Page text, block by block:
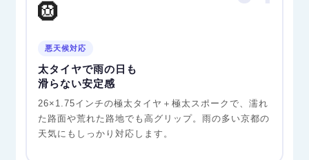
🛞
悪天候対応
太タイヤで雨の日も
滑らない安定感
26×1.75インチの極太タイヤ＋極太スポークで、濡れ
た路面や荒れた路地でも高グリップ。雨の多い京都の
天気にもしっかり対応します。